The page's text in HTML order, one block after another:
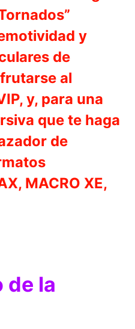
y
de
al
y, para una
que te haga
de
MACRO XE,
de la